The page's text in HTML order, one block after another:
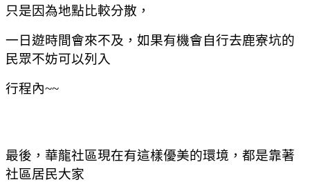
只是因為地點比較分散，
一日遊時間會來不及，如果有機會自行去鹿寮坑的
民眾不妨可以列入
行程內~~
最後，華龍社區現在有這樣優美的環境，都是靠著
社區居民大家